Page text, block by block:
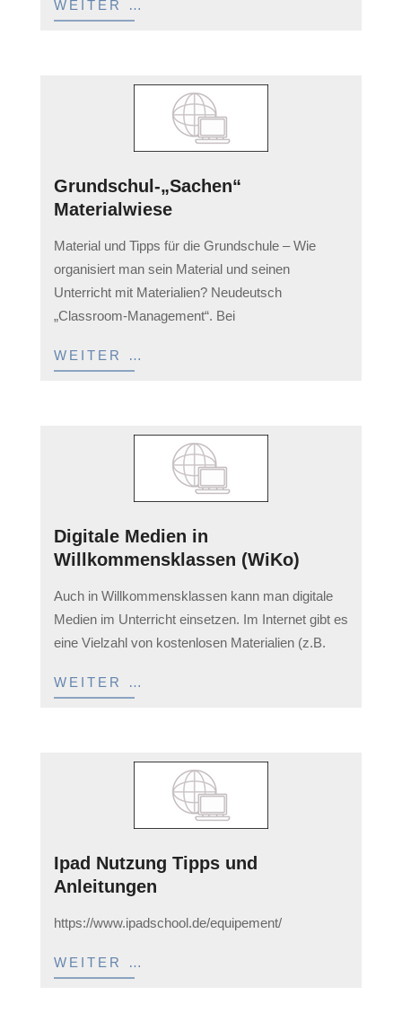
WEITER …
Grundschul-„Sachen“
Materialwiese
04-
05
Material und Tipps für die Grundschule – Wie
organisiert man sein Material und seinen
Unterricht mit Materialien? Neudeutsch
„Classroom-Management“. Bei
WEITER …
Digitale Medien in
Willkommensklassen (WiKo)
04-
05
Auch in Willkommensklassen kann man digitale
Medien im Unterricht einsetzen. Im Internet gibt es
eine Vielzahl von kostenlosen Materialien (z.B.
WEITER …
Ipad Nutzung Tipps und
Anleitungen
03-
11
https://www.ipadschool.de/equipement/
WEITER …